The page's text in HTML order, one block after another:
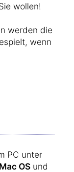
wollen!
werden die
wenn
PC unter
Mac OS und